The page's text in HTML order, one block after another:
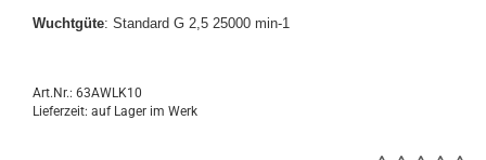
Wuchtgüte: Standard G 2,5 25000 min-1
Art.Nr.: 63AWLK10
Lieferzeit: auf Lager im Werk